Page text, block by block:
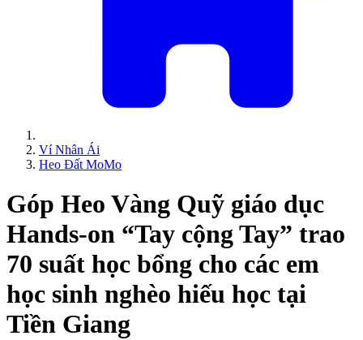
Ví Nhân Ái
Heo Đất MoMo
Góp Heo Vàng Quỹ giáo dục
Hands-on “Tay cộng Tay” trao
70 suất học bổng cho các em
học sinh nghèo hiếu học tại
Tiền Giang